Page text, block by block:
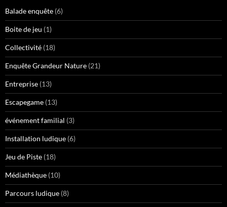
Balade enquête (6)
Boite de jeu (1)
Collectivité (18)
Enquête Grandeur Nature (21)
Entreprise (13)
Escapegame (13)
événement familial (3)
Installation ludique (6)
Jeu de Piste (18)
Médiathèque (10)
Parcours ludique (8)